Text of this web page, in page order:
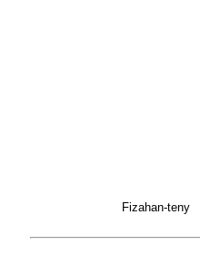
Fizahan-teny